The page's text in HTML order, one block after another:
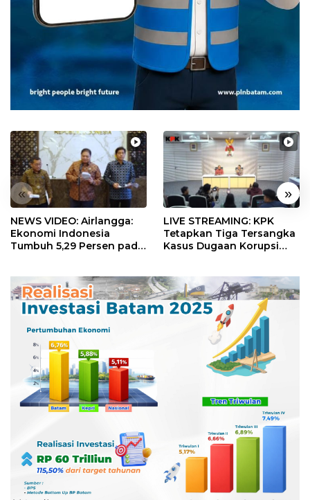
« »
NEWS VIDEO: Airlangga:
Ekonomi Indonesia
Tumbuh 5,29 Persen pada
LIVE STREAMING: KPK
Tetapkan Tiga Tersangka
Kasus Dugaan Korupsi